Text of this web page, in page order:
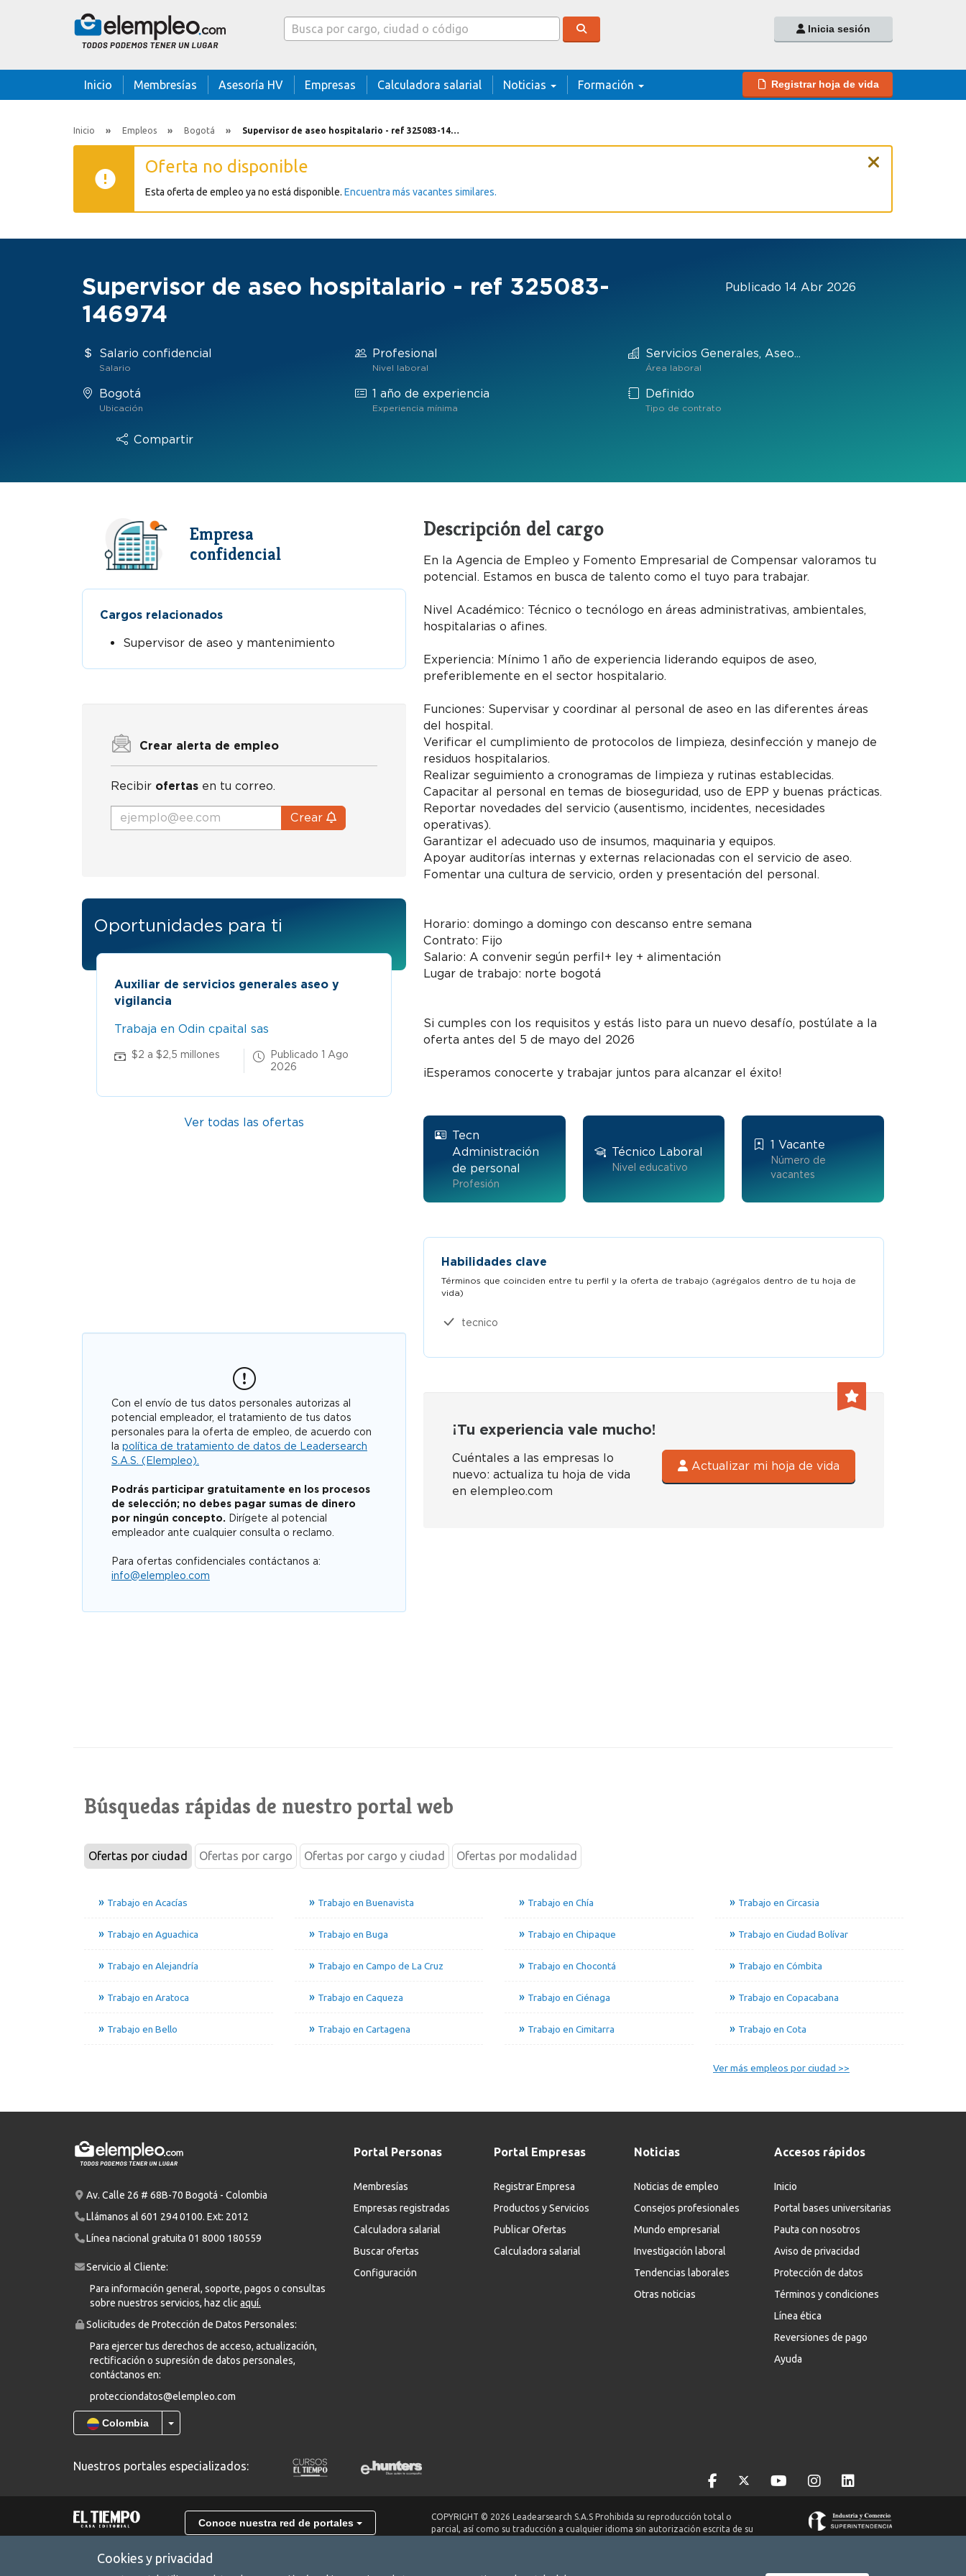
Caja buscador
Inicia sesión
Inicio Membresías Asesoría HV Empresas Calculadora salarial Noticias Formación Registrar hoja de vida
Inicio Empleos Bogotá Supervisor de aseo hospitalario - ref 325083-146974
Oferta no disponible
Esta oferta de empleo ya no está disponible. Encuentra más vacantes similares.
Supervisor de aseo hospitalario - ref 325083-
146974
Publicado 14 Abr 2026
Salario confidencial
Salario
Bogotá
Ubicación
Profesional
Nivel laboral
1 año de experiencia
Experiencia mínima
Servicios Generales, Aseo...
Área laboral
Definido
Tipo de contrato
Compartir
Empresa
confidencial
Cargos relacionados
Supervisor de aseo y mantenimiento
Crear alerta de empleo
Recibir ofertas en tu correo.
Crear
Oportunidades para ti
Auxiliar de servicios generales aseo y
vigilancia
Trabaja en Odin cpaital sas
$2 a $2,5 millones
Publicado 1 Ago
2026
Trabaja en Agencia de empleo y fomento empresarial compensar
2026
Ver todas las ofertas
Con el envío de tus datos personales autorizas al
potencial empleador, el tratamiento de tus datos
personales para la oferta de empleo, de acuerdo con
la política de tratamiento de datos de Leadersearch
S.A.S. (Elempleo).
Podrás participar gratuitamente en los procesos
de selección; no debes pagar sumas de dinero
por ningún concepto. Dirígete al potencial
empleador ante cualquier consulta o reclamo.
Para ofertas confidenciales contáctanos a:
info@elempleo.com
Descripción del cargo
En la Agencia de Empleo y Fomento Empresarial de Compensar valoramos tu
potencial. Estamos en busca de talento como el tuyo para trabajar.
Nivel Académico: Técnico o tecnólogo en áreas administrativas, ambientales,
hospitalarias o afines.
Experiencia: Mínimo 1 año de experiencia liderando equipos de aseo,
preferiblemente en el sector hospitalario.
Funciones: Supervisar y coordinar al personal de aseo en las diferentes áreas
del hospital.
Verificar el cumplimiento de protocolos de limpieza, desinfección y manejo de
residuos hospitalarios.
Realizar seguimiento a cronogramas de limpieza y rutinas establecidas.
Capacitar al personal en temas de bioseguridad, uso de EPP y buenas prácticas.
Reportar novedades del servicio (ausentismo, incidentes, necesidades
operativas).
Garantizar el adecuado uso de insumos, maquinaria y equipos.
Apoyar auditorías internas y externas relacionadas con el servicio de aseo.
Fomentar una cultura de servicio, orden y presentación del personal.
Horario: domingo a domingo con descanso entre semana
Contrato: Fijo
Salario: A convenir según perfil+ ley + alimentación
Lugar de trabajo: norte bogotá
Si cumples con los requisitos y estás listo para un nuevo desafío, postúlate a la
oferta antes del 5 de mayo del 2026
¡Esperamos conocerte y trabajar juntos para alcanzar el éxito!
Tecn
Administración
de personal
Profesión
Técnico Laboral
Nivel educativo
1 Vacante
Número de
vacantes
Habilidades clave
Términos que coinciden entre tu perfil y la oferta de trabajo (agrégalos dentro de tu hoja de
vida)​
tecnico
¡Tu experiencia vale mucho!
Cuéntales a las empresas lo
nuevo: actualiza tu hoja de vida
en elempleo.com
Actualizar mi hoja de vida
Búsquedas rápidas de nuestro portal web
Ofertas por ciudad Ofertas por cargo Ofertas por cargo y ciudad Ofertas por modalidad
Trabajo en Acacías
Trabajo en Aguachica
Trabajo en Alejandría
Trabajo en Aratoca
Trabajo en Bello
Trabajo en Buenavista
Trabajo en Buga
Trabajo en Campo de La Cruz
Trabajo en Caqueza
Trabajo en Cartagena
Trabajo en Chía
Trabajo en Chipaque
Trabajo en Chocontá
Trabajo en Ciénaga
Trabajo en Cimitarra
Trabajo en Circasia
Trabajo en Ciudad Bolívar
Trabajo en Cómbita
Trabajo en Copacabana
Trabajo en Cota
Ver más empleos por ciudad >>
Av. Calle 26 # 68B-70 Bogotá - Colombia
Llámanos al 601 294 0100. Ext: 2012
Línea nacional gratuita 01 8000 180559
Servicio al Cliente:
Para información general, soporte, pagos o consultas
sobre nuestros servicios, haz clic aquí.
Solicitudes de Protección de Datos Personales:
Para ejercer tus derechos de acceso, actualización,
rectificación o supresión de datos personales,
contáctanos en:
protecciondatos@elempleo.com
Colombia
Portal Personas
Membresías
Empresas registradas
Calculadora salarial
Buscar ofertas
Configuración
Portal Empresas
Registrar Empresa
Productos y Servicios
Publicar Ofertas
Calculadora salarial
Noticias
Noticias de empleo
Consejos profesionales
Mundo empresarial
Investigación laboral
Tendencias laborales
Otras noticias
Accesos rápidos
Inicio
Portal bases universitarias
Pauta con nosotros
Aviso de privacidad
Protección de datos
Términos y condiciones
Línea ética
Reversiones de pago
Ayuda
Nuestros portales especializados:
COPYRIGHT © 2026 Leadearsearch S.A.S Prohibida su reproducción total o
parcial, así como su traducción a cualquier idioma sin autorización escrita de su
Conoce nuestra red de portales
Cookies y privacidad